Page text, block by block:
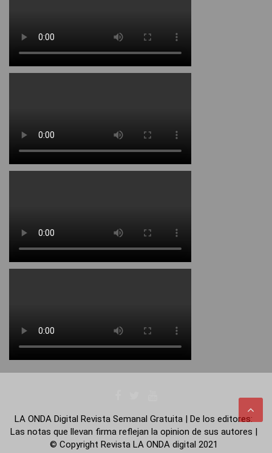
LA ONDA Digital Revista Semanal Gratuita | De los editores:
Las notas que llevan firma reflejan la opinion de sus autores |
© Copyright Revista LA ONDA digital 2021